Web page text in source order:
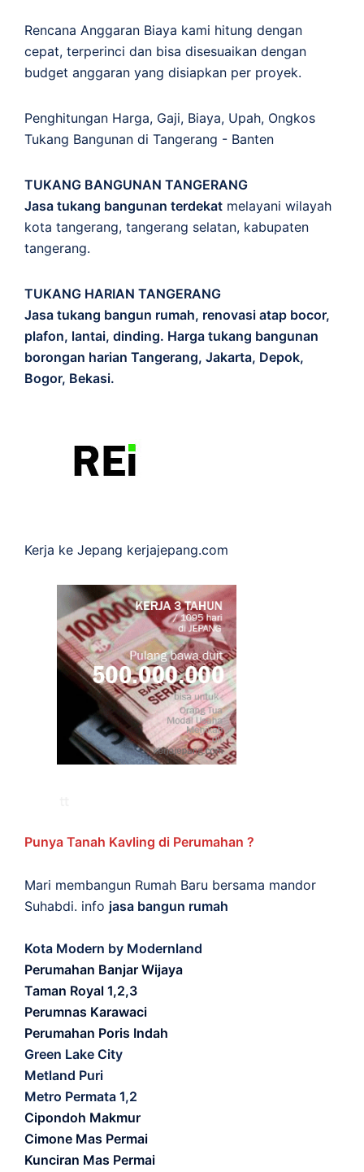
Rencana Anggaran Biaya kami hitung dengan
cepat, terperinci dan bisa disesuaikan dengan
budget anggaran yang disiapkan per proyek.
Penghitungan Harga, Gaji, Biaya, Upah, Ongkos
Tukang Bangunan di Tangerang - Banten
TUKANG BANGUNAN TANGERANG
Jasa tukang bangunan terdekat melayani wilayah
kota tangerang, tangerang selatan, kabupaten
tangerang.
TUKANG HARIAN TANGERANG
Jasa tukang bangun rumah, renovasi atap bocor,
plafon, lantai, dinding. Harga tukang bangunan
borongan harian Tangerang, Jakarta, Depok,
Bogor, Bekasi.
Kerja ke Jepang kerjajepang.com
Punya Tanah Kavling di Perumahan ?
Mari membangun Rumah Baru bersama mandor
Suhabdi. info jasa bangun rumah
Kota Modern by Modernland
Perumahan Banjar Wijaya
Taman Royal 1,2,3
Perumnas Karawaci
Perumahan Poris Indah
Green Lake City
Metland Puri
Metro Permata 1,2
Cipondoh Makmur
Cimone Mas Permai
Kunciran Mas Permai